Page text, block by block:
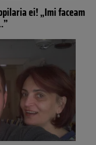
ei! „Imi faceam